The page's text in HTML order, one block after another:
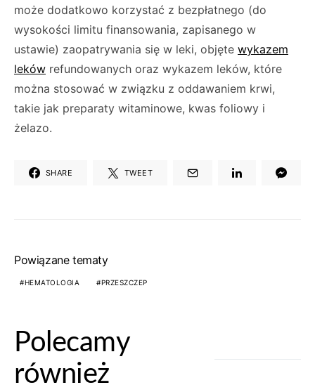
może dodatkowo korzystać z bezpłatnego (do
wysokości limitu finansowa­nia, zapisanego w
ustawie) zaopatrywania się w leki, objęte wykazem
leków refundowanych oraz wykazem leków, które
można stosować w związku z oddawaniem krwi,
takie jak prepara­ty witaminowe, kwas foliowy i
żelazo.
SHARE TWEET
Powiązane tematy
HEMATOLOGIA PRZESZCZEP
Polecamy
również